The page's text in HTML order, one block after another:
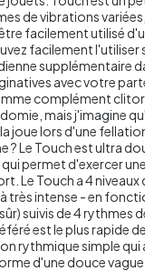
de vibrations
facilement utilisé
facilement l'utiliser
supplémentaire
avec votre
complément
mais j'imagine
joue lors d'une
? Le Touch est ultra
permet d'exercer
Le Touch a 4 niveaux
très intense - en
suivis de 4 rythmes
est le plus rapide
rythmique simple qui
d'une douce